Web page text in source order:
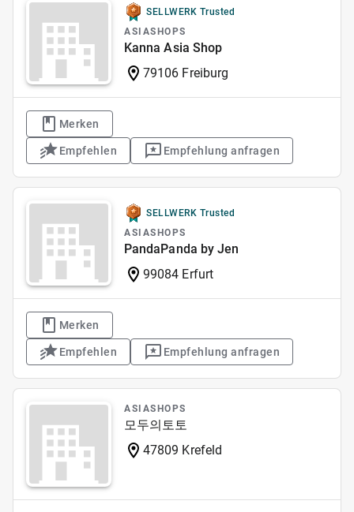
SELLWERK Trusted
ASIASHOPS
Kanna Asia Shop
79106 Freiburg
Merken
Empfehlen Empfehlung anfragen
SELLWERK Trusted
ASIASHOPS
PandaPanda by Jen
99084 Erfurt
Merken
Empfehlen Empfehlung anfragen
ASIASHOPS
모두의토토
47809 Krefeld